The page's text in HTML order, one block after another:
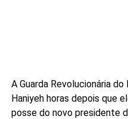
A Guarda Revolucionária
Haniyeh horas depois que
posse do novo presidente